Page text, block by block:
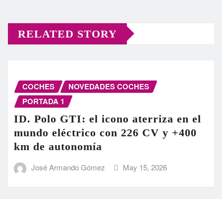
RELATED STORY
COCHES
NOVEDADES COCHES
PORTADA 1
ID. Polo GTI: el icono aterriza en el
mundo eléctrico con 226 CV y +400
km de autonomía
José Armando Gómez May 15, 2026